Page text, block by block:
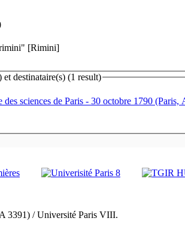
[Rimini]
destinataire(s) (1 result)
des sciences de Paris - 30 octobre 1790 (Paris,
3391) / Université Paris VIII.